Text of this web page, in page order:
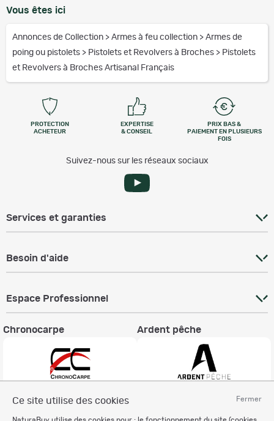
Fermer
Ce site utilise des cookies
Vous êtes ici
Annonces de Collection > Armes à feu collection > Armes de
poing ou pistolets > Pistolets et Revolvers à Broches > Pistolets
et Revolvers à Broches Artisanal Français
PROTECTION
ACHETEUR
EXPERTISE
& CONSEIL
PRIX BAS &
PAIEMENT EN PLUSIEURS
FOIS
Suivez-nous sur les réseaux sociaux
Services et garanties
Besoin d'aide
Espace Professionnel
Chronocarpe Ardent pêche